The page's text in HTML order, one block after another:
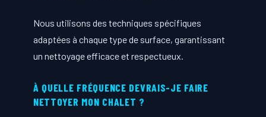
Nous utilisons des techniques spécifiques
adaptées à chaque type de surface, garantissant
un nettoyage efficace et respectueux.
À QUELLE FRÉQUENCE DEVRAIS-JE FAIRE
NETTOYER MON CHALET ?